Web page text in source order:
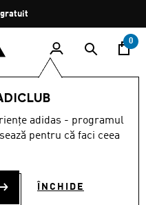
0
adidas - programul
pentru că faci ceea
ÎNCHIDE
CUP